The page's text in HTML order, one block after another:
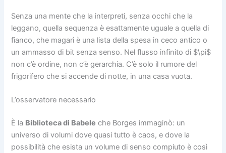
Senza una mente che la interpreti, senza occhi che la
leggano, quella sequenza è esattamente uguale a quella di
fianco, che magari è una lista della spesa in ceco antico o
un ammasso di bit senza senso. Nel flusso infinito di $\pi$
non c’è ordine, non c’è gerarchia. C’è solo il rumore del
frigorifero che si accende di notte, in una casa vuota.
L’osservatore necessario
È la Biblioteca di Babele che Borges immaginò: un
universo di volumi dove quasi tutto è caos, e dove la
possibilità che esista un volume di senso compiuto è così